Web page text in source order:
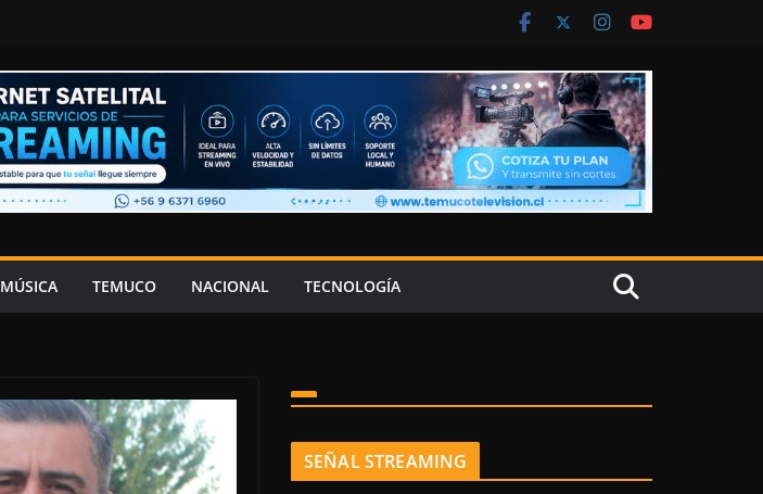
MÚSICA TEMUCO NACIONAL TECNOLOGÍA
SEÑAL STREAMING